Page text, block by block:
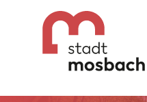
Gehe zum
Gehe zum Inhalt